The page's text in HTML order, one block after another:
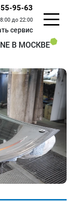
95-63
до 22:00
сервис
В МОСКВЕ